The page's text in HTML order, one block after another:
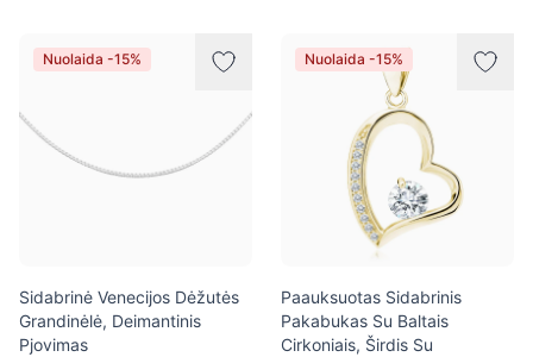
Nuolaida -15%
Sidabrinė Venecijos Dėžutės
Grandinėlė, Deimantinis
Pjovimas
Nuolaida -15%
Paauksuotas Sidabrinis
Pakabukas Su Baltais
Cirkoniais, Širdis Su